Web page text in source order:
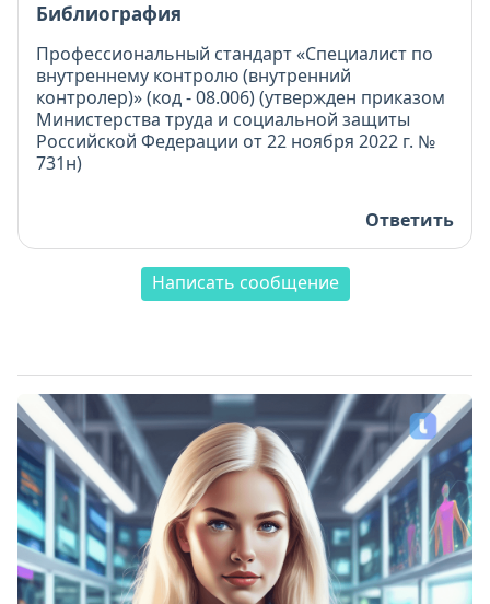
Библиография
Профессиональный стандарт «Специалист по
внутреннему контролю (внутренний
контролер)» (код - 08.006) (утвержден приказом
Министерства труда и социальной защиты
Российской Федерации от 22 ноября 2022 г. №
731н)
Ответить
Написать сообщение